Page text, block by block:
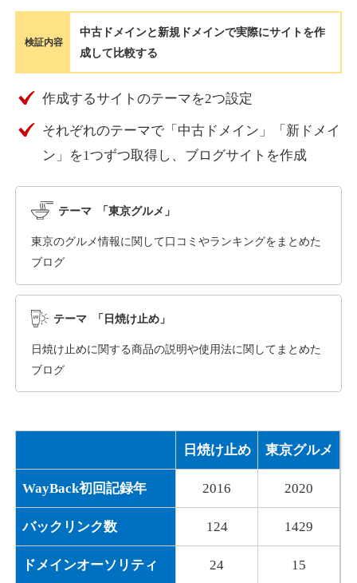
詳細を見る
3,300円 入札 3件
詳細を見る
suka-jp.com
ジャンルその他
DA 40 外部リンク数2518 ドメイン年齢1年
10,800円 入札 0件
詳細を見る
dka-hero.com
ジャンル その他
10,800円
詳細を見る
ジャンルその他
40
10,800円 入札 0件
検証内容
中古ドメインと新規ドメインで実際にサイトを作
成して比較する
作成するサイトのテーマを2つ設定
それぞれのテーマで「中古ドメイン」「新ドメイ
ン」を1つずつ取得し、ブログサイトを作成
テーマ 「東京グルメ」
東京のグルメ情報に関して口コミやランキングをまとめた
ブログ
テーマ 「日焼け止め」
日焼け止めに関する商品の説明や使用法に関してまとめた
ブログ
日焼け止め 東京グルメ
WayBack初回記録年 2016 2020
バックリンク数 124 1429
ドメインオーソリティ 24 15